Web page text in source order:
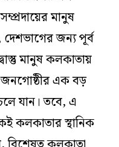
মানুষ
জন্য পূর্ব
মানুষ কলকাতায়
এক বড়
যান। তবে, এ
কলকাতার স্থানিক